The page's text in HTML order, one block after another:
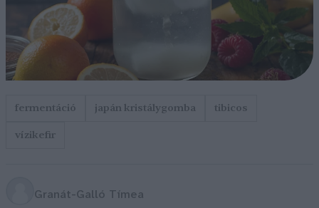
fermentáció japán kristálygomba
tibicos
vízikefir
Granát-Galló Tímea